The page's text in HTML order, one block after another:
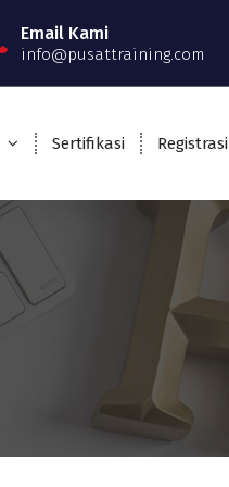
Email Kami
info@pusattraining.com
Sertifikasi Registrasi